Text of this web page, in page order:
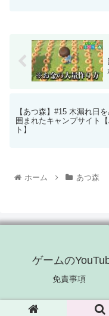
【あつ森】#15 木漏れ日
囲まれたキャンプサイト
ト】
ホーム あつ森
ゲームの
免責事項